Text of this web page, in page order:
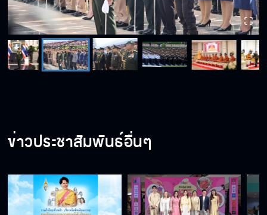
ข่าวประชาสัมพันธ์อื่นๆ